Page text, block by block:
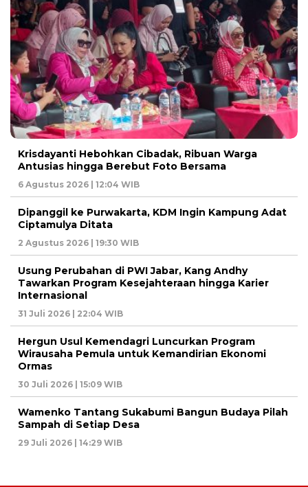
Krisdayanti Hebohkan Cibadak, Ribuan Warga
Antusias hingga Berebut Foto Bersama
6 Agustus 2026 | 12:04 WIB
Dipanggil ke Purwakarta, KDM Ingin Kampung Adat
Ciptamulya Ditata
2 Agustus 2026 | 19:30 WIB
Usung Perubahan di PWI Jabar, Kang Andhy
Tawarkan Program Kesejahteraan hingga Karier
Internasional
31 Juli 2026 | 22:04 WIB
Hergun Usul Kemendagri Luncurkan Program
Wirausaha Pemula untuk Kemandirian Ekonomi
Ormas
30 Juli 2026 | 15:09 WIB
Wamenko Tantang Sukabumi Bangun Budaya Pilah
Sampah di Setiap Desa
29 Juli 2026 | 14:29 WIB